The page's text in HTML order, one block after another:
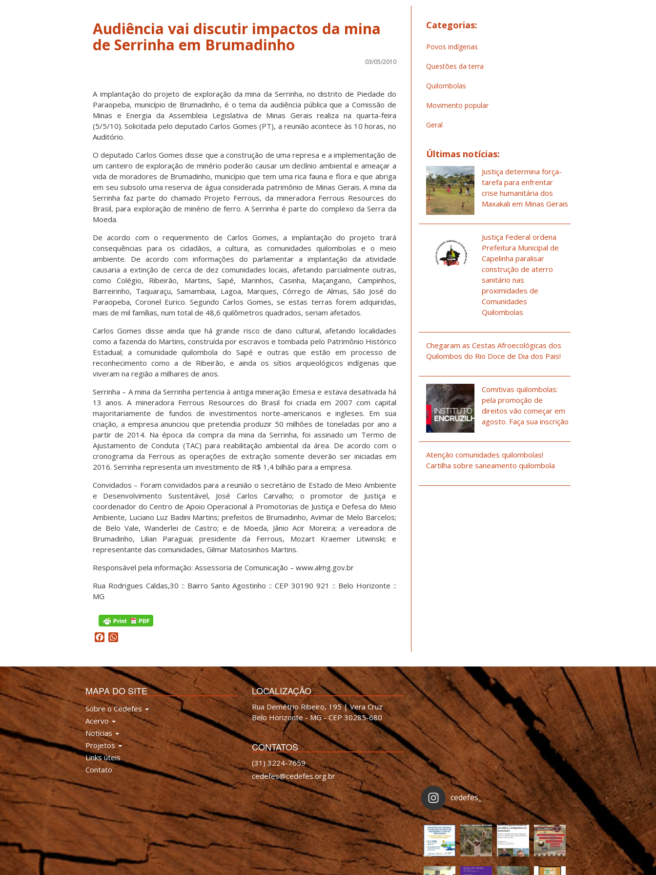
Audiência vai discutir impactos da mina
de Serrinha em Brumadinho
03/05/2010
A implantação do projeto de exploração da mina da Serrinha, no distrito de Piedade do
Paraopeba, município de Brumadinho, é o tema da audiência pública que a Comissão de
Minas e Energia da Assembleia Legislativa de Minas Gerais realiza na quarta-feira
(5/5/10). Solicitada pelo deputado Carlos Gomes (PT), a reunião acontece às 10 horas, no
Auditório.
O deputado Carlos Gomes disse que a construção de uma represa e a implementação de
um canteiro de exploração de minério poderão causar um declínio ambiental e ameaçar a
vida de moradores de Brumadinho, município que tem uma rica fauna e flora e que abriga
em seu subsolo uma reserva de água considerada patrimônio de Minas Gerais. A mina da
Serrinha faz parte do chamado Projeto Ferrous, da mineradora Ferrous Resources do
Brasil, para exploração de minério de ferro. A Serrinha é parte do complexo da Serra da
Moeda.
De acordo com o requerimento de Carlos Gomes, a implantação do projeto trará
consequências para os cidadãos, a cultura, as comunidades quilombolas e o meio
ambiente. De acordo com informações do parlamentar a implantação da atividade
causaria a extinção de cerca de dez comunidades locais, afetando parcialmente outras,
como Colégio, Ribeirão, Martins, Sapé, Marinhos, Casinha, Maçangano, Campinhos,
Barreirinho, Taquaraçu, Samambaia, Lagoa, Marques, Córrego de Almas, São José do
Paraopeba, Coronel Eurico. Segundo Carlos Gomes, se estas terras forem adquiridas,
mais de mil famílias, num total de 48,6 quilômetros quadrados, seriam afetados.
Carlos Gomes disse ainda que há grande risco de dano cultural, afetando localidades
como a fazenda do Martins, construída por escravos e tombada pelo Patrimônio Histórico
Estadual; a comunidade quilombola do Sapé e outras que estão em processo de
reconhecimento como a de Ribeirão, e ainda os sítios arqueológicos indígenas que
viveram na região a milhares de anos.
Serrinha – A mina da Serrinha pertencia à antiga mineração Emesa e estava desativada há
13 anos. A mineradora Ferrous Resources do Brasil foi criada em 2007 com capital
majoritariamente de fundos de investimentos norte-americanos e ingleses. Em sua
criação, a empresa anunciou que pretendia produzir 50 milhões de toneladas por ano a
partir de 2014. Na época da compra da mina da Serrinha, foi assinado um Termo de
Ajustamento de Conduta (TAC) para reabilitação ambiental da área. De acordo com o
cronograma da Ferrous as operações de extração somente deverão ser iniciadas em
2016. Serrinha representa um investimento de R$ 1,4 bilhão para a empresa.
Convidados – Foram convidados para a reunião o secretário de Estado de Meio Ambiente
e Desenvolvimento Sustentável, José Carlos Carvalho; o promotor de Justiça e
coordenador do Centro de Apoio Operacional à Promotorias de Justiça e Defesa do Meio
Ambiente, Luciano Luz Badini Martins; prefeitos de Brumadinho, Avimar de Melo Barcelos;
de Belo Vale, Wanderlei de Castro; e de Moeda, Jânio Acir Moreira; a vereadora de
Brumadinho, Lilian Paraguai; presidente da Ferrous, Mozart Kraemer Litwinski; e
representante das comunidades, Gilmar Matosinhos Martins.
Responsável pela informação: Assessoria de Comunicação – www.almg.gov.br
Rua Rodrigues Caldas,30 :: Bairro Santo Agostinho :: CEP 30190 921 :: Belo Horizonte ::
MG
Facebook
Categorias:
Povos indígenas
Questões da terra
Quilombolas
Movimento popular
Geral
Últimas notícias:
Justiça determina força-
tarefa para enfrentar
crise humanitária dos
Maxakali em Minas Gerais
Justiça Federal ordena
Prefeitura Municipal de
Capelinha paralisar
construção de aterro
sanitário nas
proximidades de
Comunidades
Quilombolas
Chegaram as Cestas Afroecológicas dos
Quilombos do Rio Doce de Dia dos Pais!
Comitivas quilombolas:
pela promoção de
direitos vão começar em
agosto. Faça sua inscrição
Atenção comunidades quilombolas!
Cartilha sobre saneamento quilombola
MAPA DO SITE
Sobre o Cedefes
Acervo
Notícias
Projetos
Links úteis
Contato
LOCALIZAÇÃO
Rua Demétrio Ribeiro, 195 | Vera Cruz
Belo Horizonte - MG - CEP 30285-680
CONTATOS
(31) 3224-7659
cedefes@cedefes.org.br
cedefes_